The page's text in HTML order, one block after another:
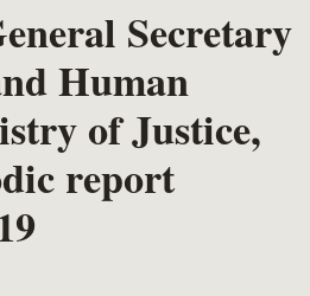
Secretary
Human
of Justice,
report